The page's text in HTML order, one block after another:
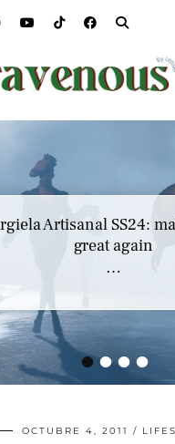
••••
Artisanal SS24:
great again
…
Jacobs SS23 y el
nuestros héroes
…
OCTUBRE 4, 2011